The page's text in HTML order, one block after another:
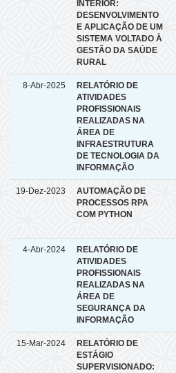
INTERIOR:
DESENVOLVIMENTO
E APLICAÇÃO DE UM
SISTEMA VOLTADO À
GESTÃO DA SAÚDE
RURAL
8-Abr-2025
RELATÓRIO DE
ATIVIDADES
PROFISSIONAIS
REALIZADAS NA
ÁREA DE
INFRAESTRUTURA
DE TECNOLOGIA DA
INFORMAÇÃO
19-Dez-2023
AUTOMAÇÃO DE
PROCESSOS RPA
COM PYTHON
4-Abr-2024
RELATÓRIO DE
ATIVIDADES
PROFISSIONAIS
REALIZADAS NA
ÁREA DE
SEGURANÇA DA
INFORMAÇÃO
15-Mar-2024
RELATÓRIO DE
ESTÁGIO
SUPERVISIONADO: